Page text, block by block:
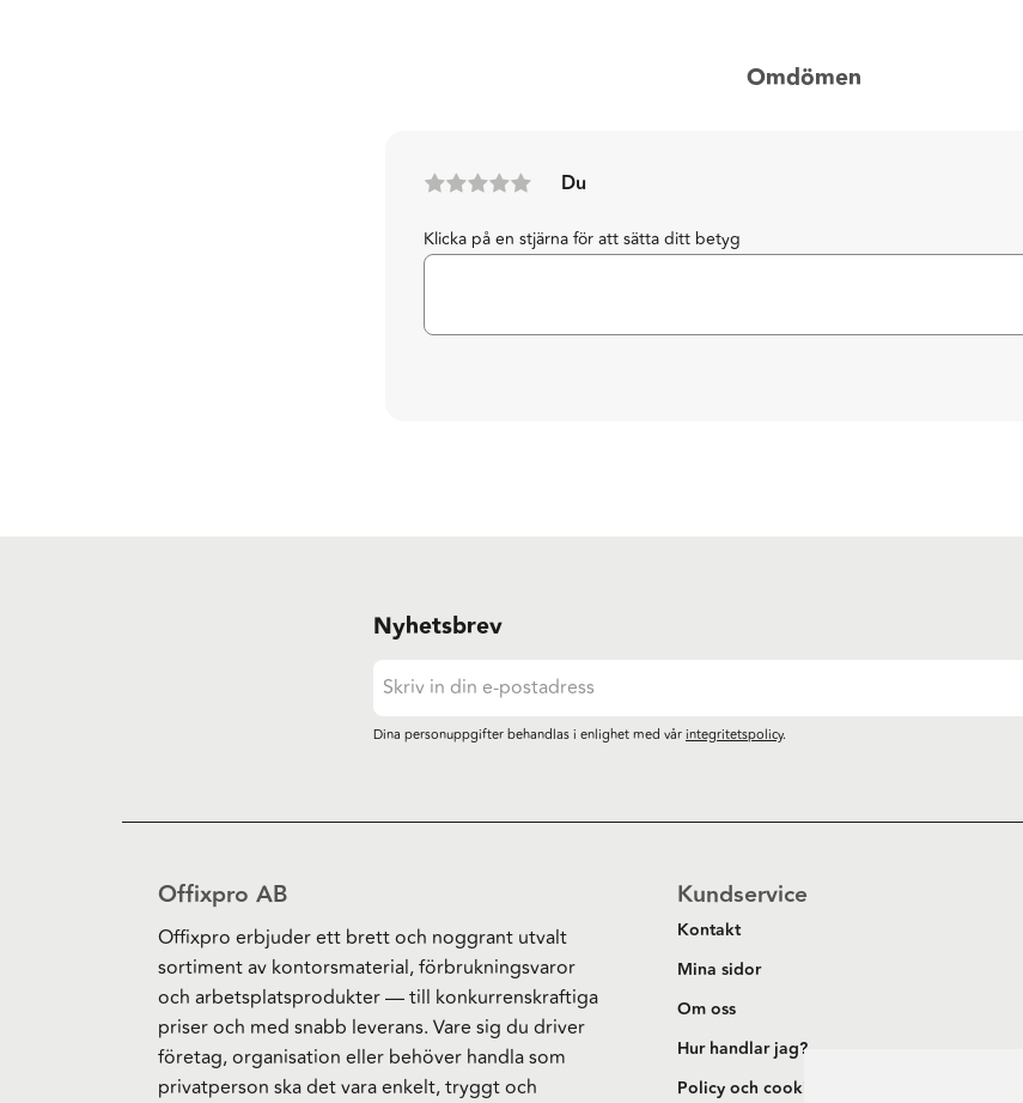
Omdömen
Du
Klicka på en stjärna för att sätta ditt betyg
Nyhetsbrev
Dina personuppgifter behandlas i enlighet med vårintegritetspolicy.
Offixpro AB
Offixpro erbjuder ett brett och noggrant utvalt
sortiment av kontorsmaterial, förbrukningsvaror
och arbetsplatsprodukter — till konkurrenskraftiga
priser och med snabb leverans. Vare sig du driver
företag, organisation eller behöver handla som
privatperson ska det vara enkelt, tryggt och
Kundservice
Kontakt
Mina sidor
Om oss
Hur handlar jag?
Policy och cookies